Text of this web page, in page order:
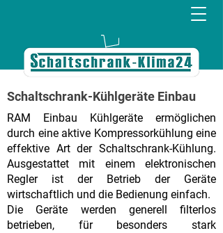
Schaltschrank-Kühlgeräte Einbau
RAM Einbau Kühlgeräte ermöglichen
durch eine aktive Kompressorkühlung eine
effektive Art der Schaltschrank-Kühlung.
Ausgestattet mit einem elektronischen
Regler ist der Betrieb der Geräte
wirtschaftlich und die Bedienung einfach.
Die Geräte werden generell filterlos
betrieben, für besonders stark